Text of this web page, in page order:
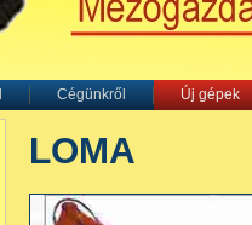
Cégünkről Új gépek
LOMA